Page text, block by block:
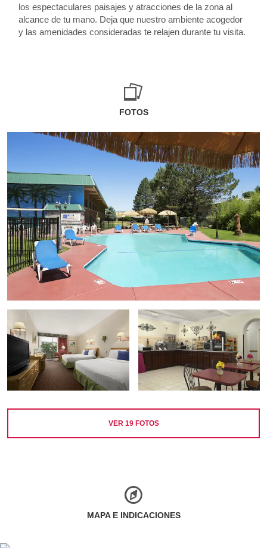
los espectaculares paisajes y atracciones de la zona al
alcance de tu mano. Deja que nuestro ambiente acogedor
y las amenidades consideradas te relajen durante tu visita.
FOTOS
VER 19FOTOS
MAPA E INDICACIONES